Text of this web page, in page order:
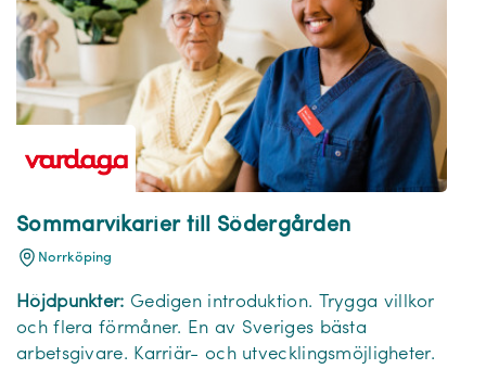
Sommarvikarier till Södergården
Norrköping
Höjdpunkter: Gedigen introduktion. Trygga villkor
och flera förmåner. En av Sveriges bästa
arbetsgivare. Karriär- och utvecklingsmöjligheter.